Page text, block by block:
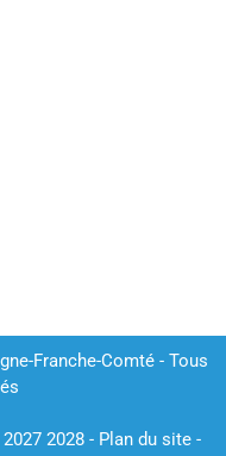
Franche-Comté - Tous
2027 2028 - Plan du site -